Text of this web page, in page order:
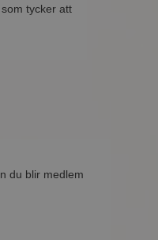
tycker att
du blir medlem